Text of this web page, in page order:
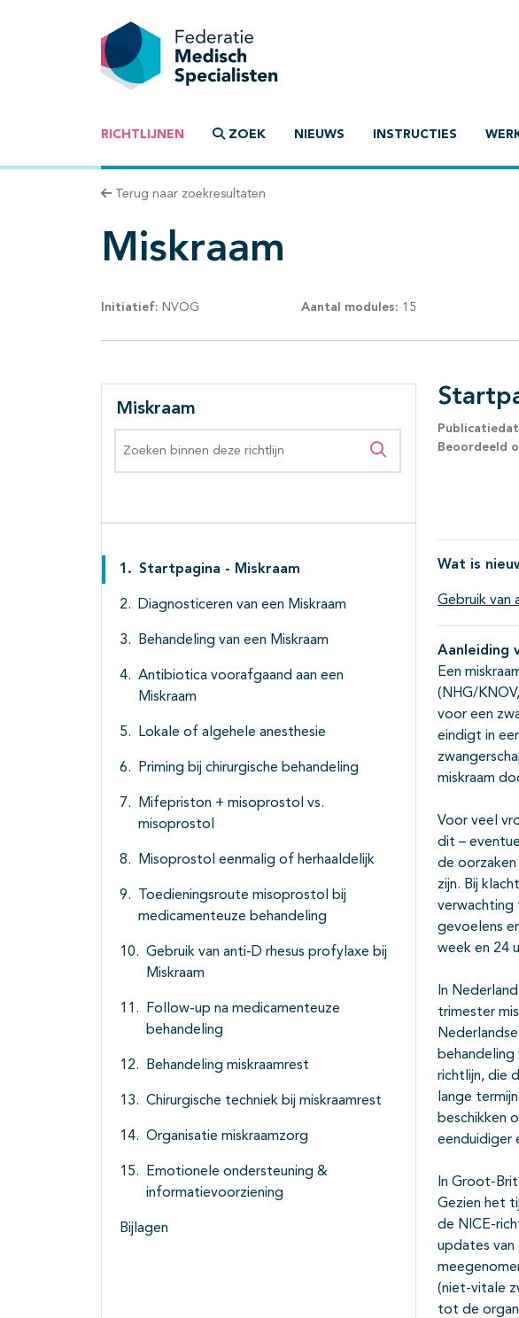
RICHTLIJNEN ZOEK NIEUWS INSTRUCTIES
Terug naar zoekresultaten
Miskraam
Initiatief: NVOG Aantal modules: 15
Miskraam
Zoeken binnen
Startpagina - Miskraam
Diagnosticeren van een Miskraam
Behandeling van een Miskraam
Antibiotica voorafgaand aan een
Miskraam
Lokale of algehele anesthesie
Priming bij chirurgische behandeling
Mifepriston + misoprostol vs.
misoprostol
Misoprostol eenmalig of herhaaldelijk
Toedieningsroute misoprostol bij
medicamenteuze behandeling
Gebruik van anti-D rhesus profylaxe bij
Miskraam
Follow-up na medicamenteuze
behandeling
Behandeling miskraamrest
Chirurgische techniek bij miskraamrest
Organisatie miskraamzorg
Emotionele ondersteuning &
informatievoorziening
Bijlagen
Beoordeeld
Wat is
Gebruik van
Aanleiding
Een
(NHG/
voor een
eindigt in
miskraam
Voor veel
dit –
de oorzaken
zijn. Bij
verwachting
gevoelens
week en 24
In
trimester
richtlijn, die
lange
beschikken
eenduidiger
In Groot-
Gezien het
de NICE-
updates van
(niet-vitale
tot de